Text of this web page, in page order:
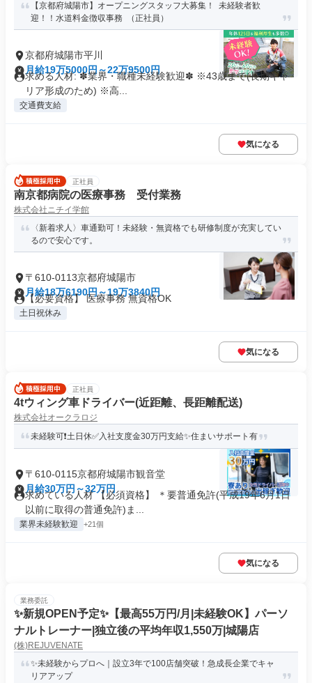
【京都府城陽市】オープニングスタッフ大募集！ 未経験者歓
迎！！水道料金徴収事務 （正社員）
京都府城陽市平川
月給19万5000円～22万9500円
求める人材: ✽業界・職種未経験歓迎✽ ※43歳まで(長期キャ
リア形成のため) ※高...
交通費支給
気になる
正社員
南京都病院の医療事務 受付業務
株式会社ニチイ学館
〈新着求人〉車通勤可！未経験・無資格でも研修制度が充実してい
るので安心です。
〒610-0113京都府城陽市
月給18万6190円～19万3840円
【必要資格】 医療事務 無資格OK
土日祝休み
気になる
正社員
4tウィング車ドライバー(近距離、長距離配送)
株式会社オークラロジ
未経験可❗土日休✅入社支度金30万円支給✨住まいサポート有
〒610-0115京都府城陽市観音堂
月給30万円～32万円
求めている人材 【必須資格】 ＊要普通免許(平成19年6月1日
以前に取得の普通免許)ま...
業界未経験歓迎 +21個
気になる
業務委託
✨️新規OPEN予定✨️【最高55万円/月|未経験OK】パーソ
ナルトレーナー|独立後の平均年収1,550万|城陽店
(株)REJUVENATE
✨未経験からプロへ｜設立3年で100店舗突破！急成長企業でキャ
リアアップ